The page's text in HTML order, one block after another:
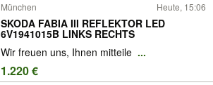
München Heute, 15:06
SKODA FABIA III REFLEKTOR LED
6V1941015B LINKS RECHTS
Wir freuen uns, Ihnen mitteile ...
1.220 €